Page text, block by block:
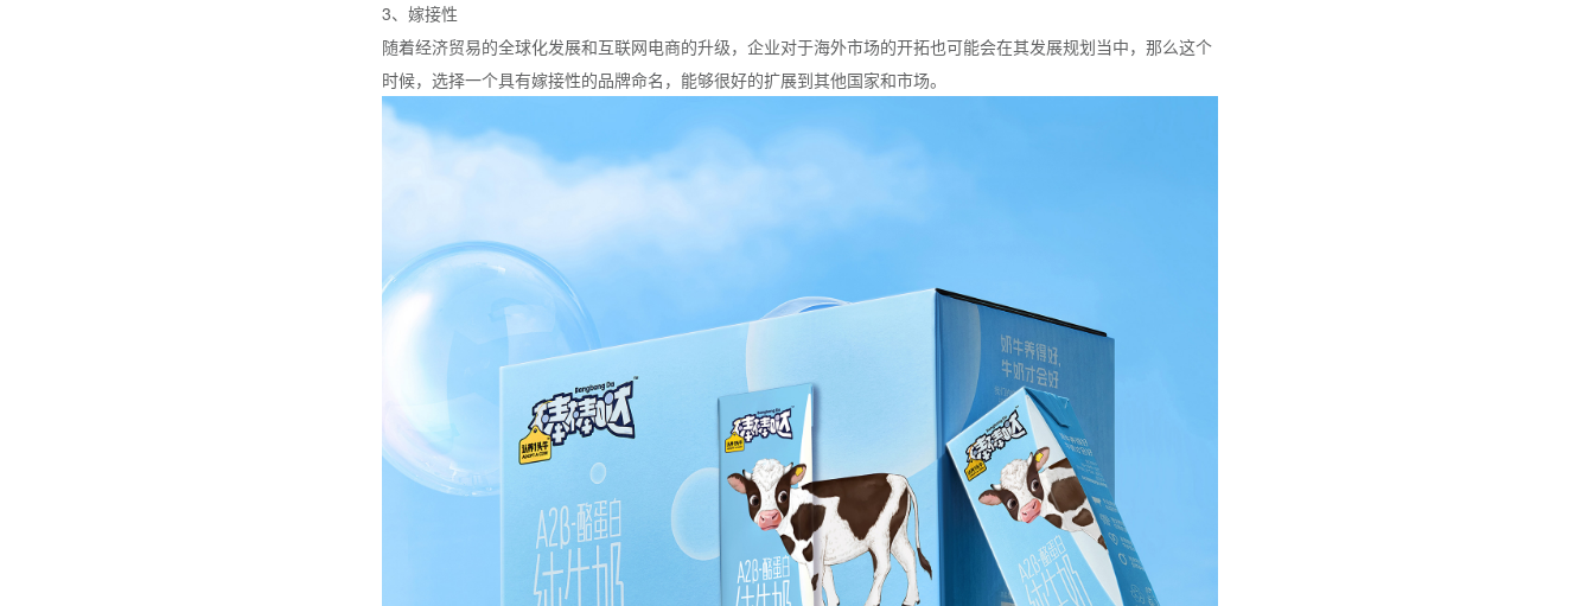
3、嫁接性
随着经济贸易的全球化发展和互联网电商的升级，企业对于海外市场的开拓也可能会在其发展规划当中，那么这个
时候，选择一个具有嫁接性的品牌命名，能够很好的扩展到其他国家和市场。